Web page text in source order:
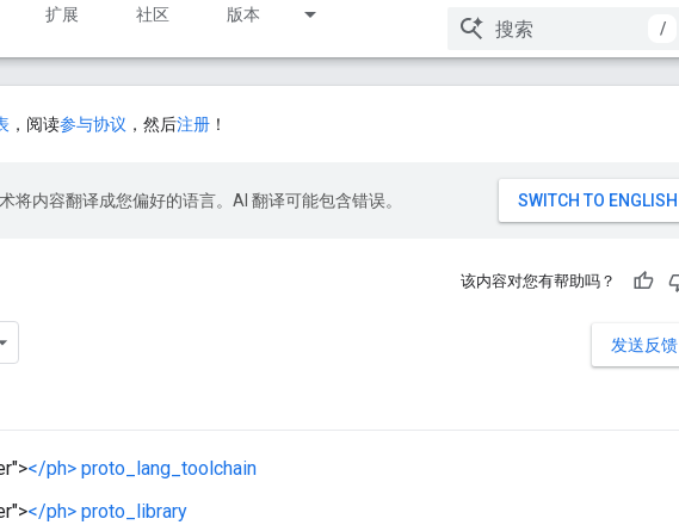
扩展 社区 版本
/
，阅读参与协议 ，然后注册 ！
将内容翻译成您偏好的语言。AI 翻译可能包含错误。
该内容对您有帮助吗？
发送反馈
</ph> proto_lang_toolchain
</ph> proto_library